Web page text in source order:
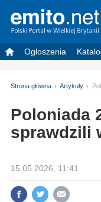
Ogłoszenia
Strona główna Artykuły
Poloniada
sprawdzili
15.05.2026, 11:41